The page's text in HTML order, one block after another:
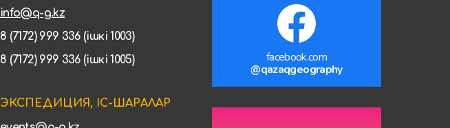
info@q-g.kz
8 (7172) 999 336 (ішкі 1003)
8 (7172) 999 336 (ішкі 1005)
ЭКСПЕДИЦИЯ, ІС-ШАРАЛАР
facebook.com
@qazaqgeography